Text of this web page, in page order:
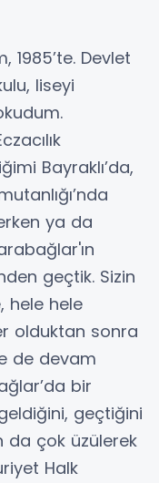
1985’te. Devlet
liseyi
Bayraklı’da,
ya da
geçtik. Sizin
hele hele
olduktan sonra
de devam
bir
geçtiğini
da çok üzülerek
Halk